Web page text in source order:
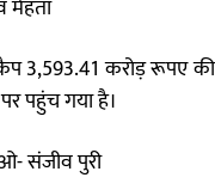
मेहता
कैप 3,593.41 करोड़ रूपए की
पहुंच गया है।
संजीव पुरी